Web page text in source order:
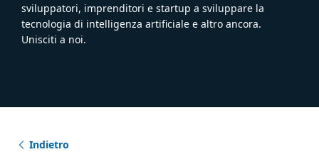
sviluppatori, imprenditori e startup a sviluppare la
tecnologia di intelligenza artificiale e altro ancora.
Unisciti a noi.
Indietro